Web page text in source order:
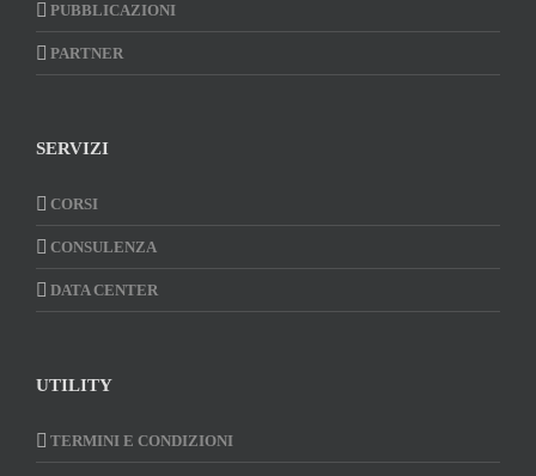
PUBBLICAZIONI
PARTNER
SERVIZI
CORSI
CONSULENZA
DATA CENTER
UTILITY
TERMINI E CONDIZIONI